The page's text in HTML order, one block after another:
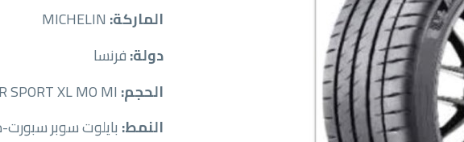
الماركة:
دولة:فرنسا
الحجم:
النمط: بايلوت سوبر